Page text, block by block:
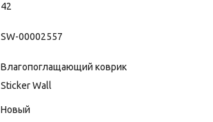
42
SW-00002557
Влагопоглащающий коврик
Sticker Wall
Новый